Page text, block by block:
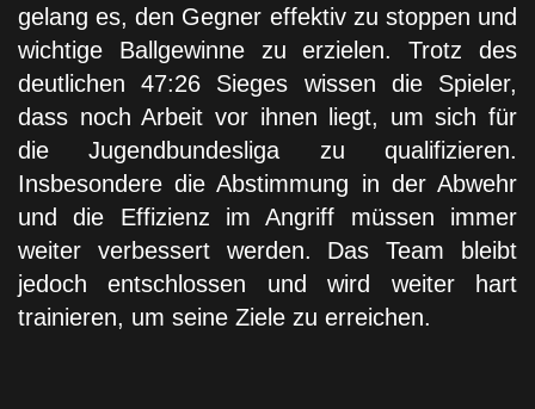
gelang es, den Gegner effektiv zu stoppen und
wichtige Ballgewinne zu erzielen. Trotz des
deutlichen 47:26 Sieges wissen die Spieler,
dass noch Arbeit vor ihnen liegt, um sich für
die Jugendbundesliga zu qualifizieren.
Insbesondere die Abstimmung in der Abwehr
und die Effizienz im Angriff müssen immer
weiter verbessert werden. Das Team bleibt
jedoch entschlossen und wird weiter hart
trainieren, um seine Ziele zu erreichen.